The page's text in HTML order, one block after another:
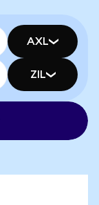
AXL
ZIL